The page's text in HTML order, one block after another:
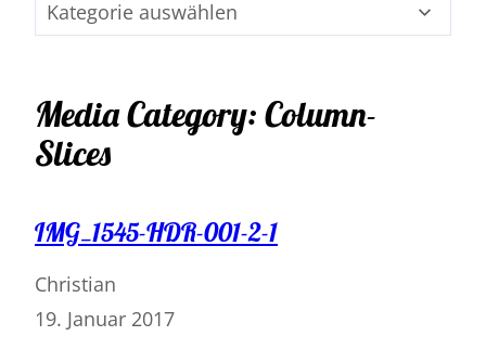
Media Category: Column-
Slices
IMG_1545-HDR-001-2-1
Christian
19. Januar 2017